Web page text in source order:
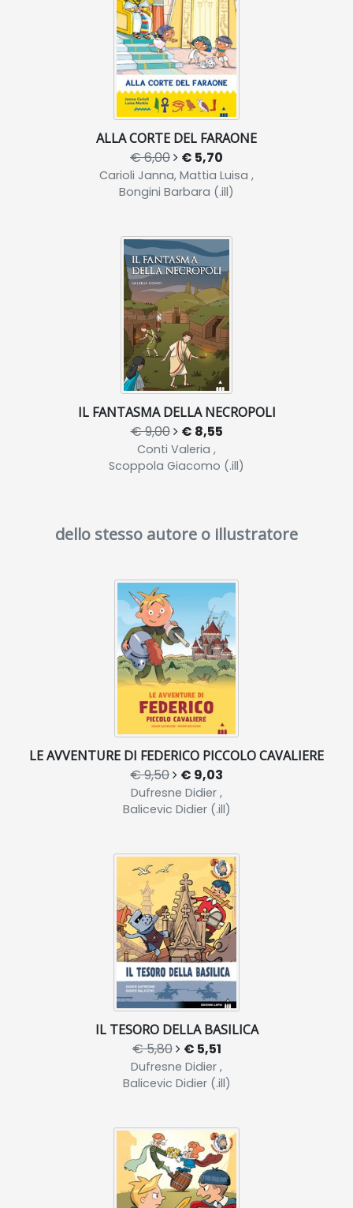
ALLA CORTE DEL FARAONE
€ 6,00 € 5,70
Carioli Janna, Mattia Luisa ,
Bongini Barbara (.ill)
IL FANTASMA DELLA NECROPOLI
€ 9,00 € 8,55
Conti Valeria ,
Scoppola Giacomo (.ill)
dello stesso autore o illustratore
LE AVVENTURE DI FEDERICO PICCOLO CAVALIERE
€ 9,50 € 9,03
Dufresne Didier ,
Balicevic Didier (.ill)
IL TESORO DELLA BASILICA
€ 5,80 € 5,51
Dufresne Didier ,
Balicevic Didier (.ill)